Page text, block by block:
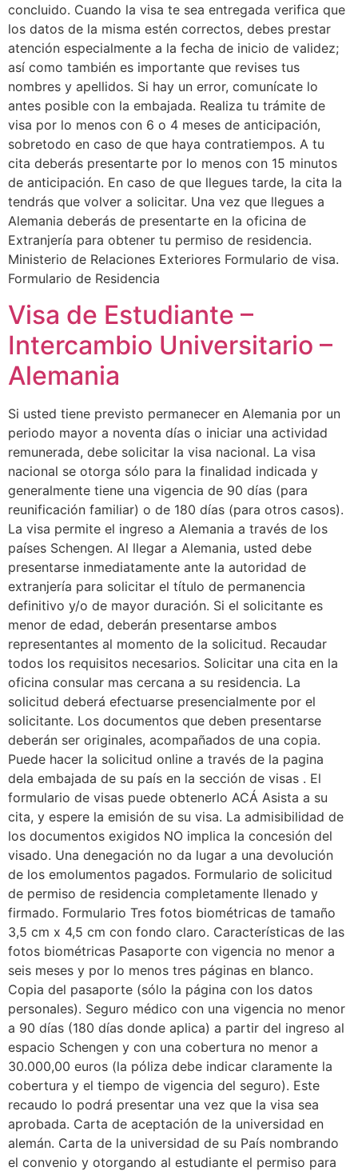
concluido. Cuando la visa te sea entregada verifica que
los datos de la misma estén correctos, debes prestar
atención especialmente a la fecha de inicio de validez;
así como también es importante que revises tus
nombres y apellidos. Si hay un error, comunícate lo
antes posible con la embajada. Realiza tu trámite de
visa por lo menos con 6 o 4 meses de anticipación,
sobretodo en caso de que haya contratiempos. A tu
cita deberás presentarte por lo menos con 15 minutos
de anticipación. En caso de que llegues tarde, la cita la
tendrás que volver a solicitar. Una vez que llegues a
Alemania deberás de presentarte en la oficina de
Extranjería para obtener tu permiso de residencia.
Ministerio de Relaciones Exteriores Formulario de visa.
Formulario de Residencia
Visa de Estudiante –
Intercambio Universitario –
Alemania
Si usted tiene previsto permanecer en Alemania por un
periodo mayor a noventa días o iniciar una actividad
remunerada, debe solicitar la visa nacional. La visa
nacional se otorga sólo para la finalidad indicada y
generalmente tiene una vigencia de 90 días (para
reunificación familiar) o de 180 días (para otros casos).
La visa permite el ingreso a Alemania a través de los
países Schengen. Al llegar a Alemania, usted debe
presentarse inmediatamente ante la autoridad de
extranjería para solicitar el título de permanencia
definitivo y/o de mayor duración. Si el solicitante es
menor de edad, deberán presentarse ambos
representantes al momento de la solicitud. Recaudar
todos los requisitos necesarios. Solicitar una cita en la
oficina consular mas cercana a su residencia. La
solicitud deberá efectuarse presencialmente por el
solicitante. Los documentos que deben presentarse
deberán ser originales, acompañados de una copia.
Puede hacer la solicitud online a través de la pagina
dela embajada de su país en la sección de visas . El
formulario de visas puede obtenerlo ACÁ Asista a su
cita, y espere la emisión de su visa. La admisibilidad de
los documentos exigidos NO implica la concesión del
visado. Una denegación no da lugar a una devolución
de los emolumentos pagados. Formulario de solicitud
de permiso de residencia completamente llenado y
firmado. Formulario Tres fotos biométricas de tamaño
3,5 cm x 4,5 cm con fondo claro. Características de las
fotos biométricas Pasaporte con vigencia no menor a
seis meses y por lo menos tres páginas en blanco.
Copia del pasaporte (sólo la página con los datos
personales). Seguro médico con una vigencia no menor
a 90 días (180 días donde aplica) a partir del ingreso al
espacio Schengen y con una cobertura no menor a
30.000,00 euros (la póliza debe indicar claramente la
cobertura y el tiempo de vigencia del seguro). Este
recaudo lo podrá presentar una vez que la visa sea
aprobada. Carta de aceptación de la universidad en
alemán. Carta de la universidad de su País nombrando
el convenio y otorgando al estudiante el permiso para